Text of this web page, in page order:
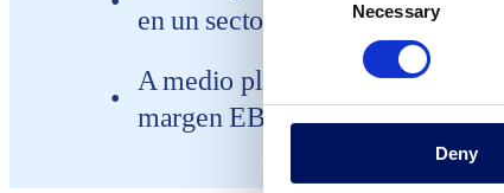
Necessary
Deny
en un sector estructuralmente
A medio plazo, Fluidra espera
margen EBITDA ajustado por